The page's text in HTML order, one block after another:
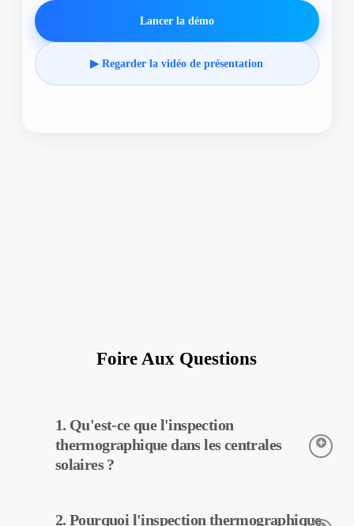
Lancer la démo
▶ Regarder la vidéo de présentation
Foire Aux Questions
1. Qu'est-ce que l'inspection
thermographique dans les centrales
solaires ?
détecter les températures des équipements dans les centrales
2. Pourquoi l'inspection thermographique